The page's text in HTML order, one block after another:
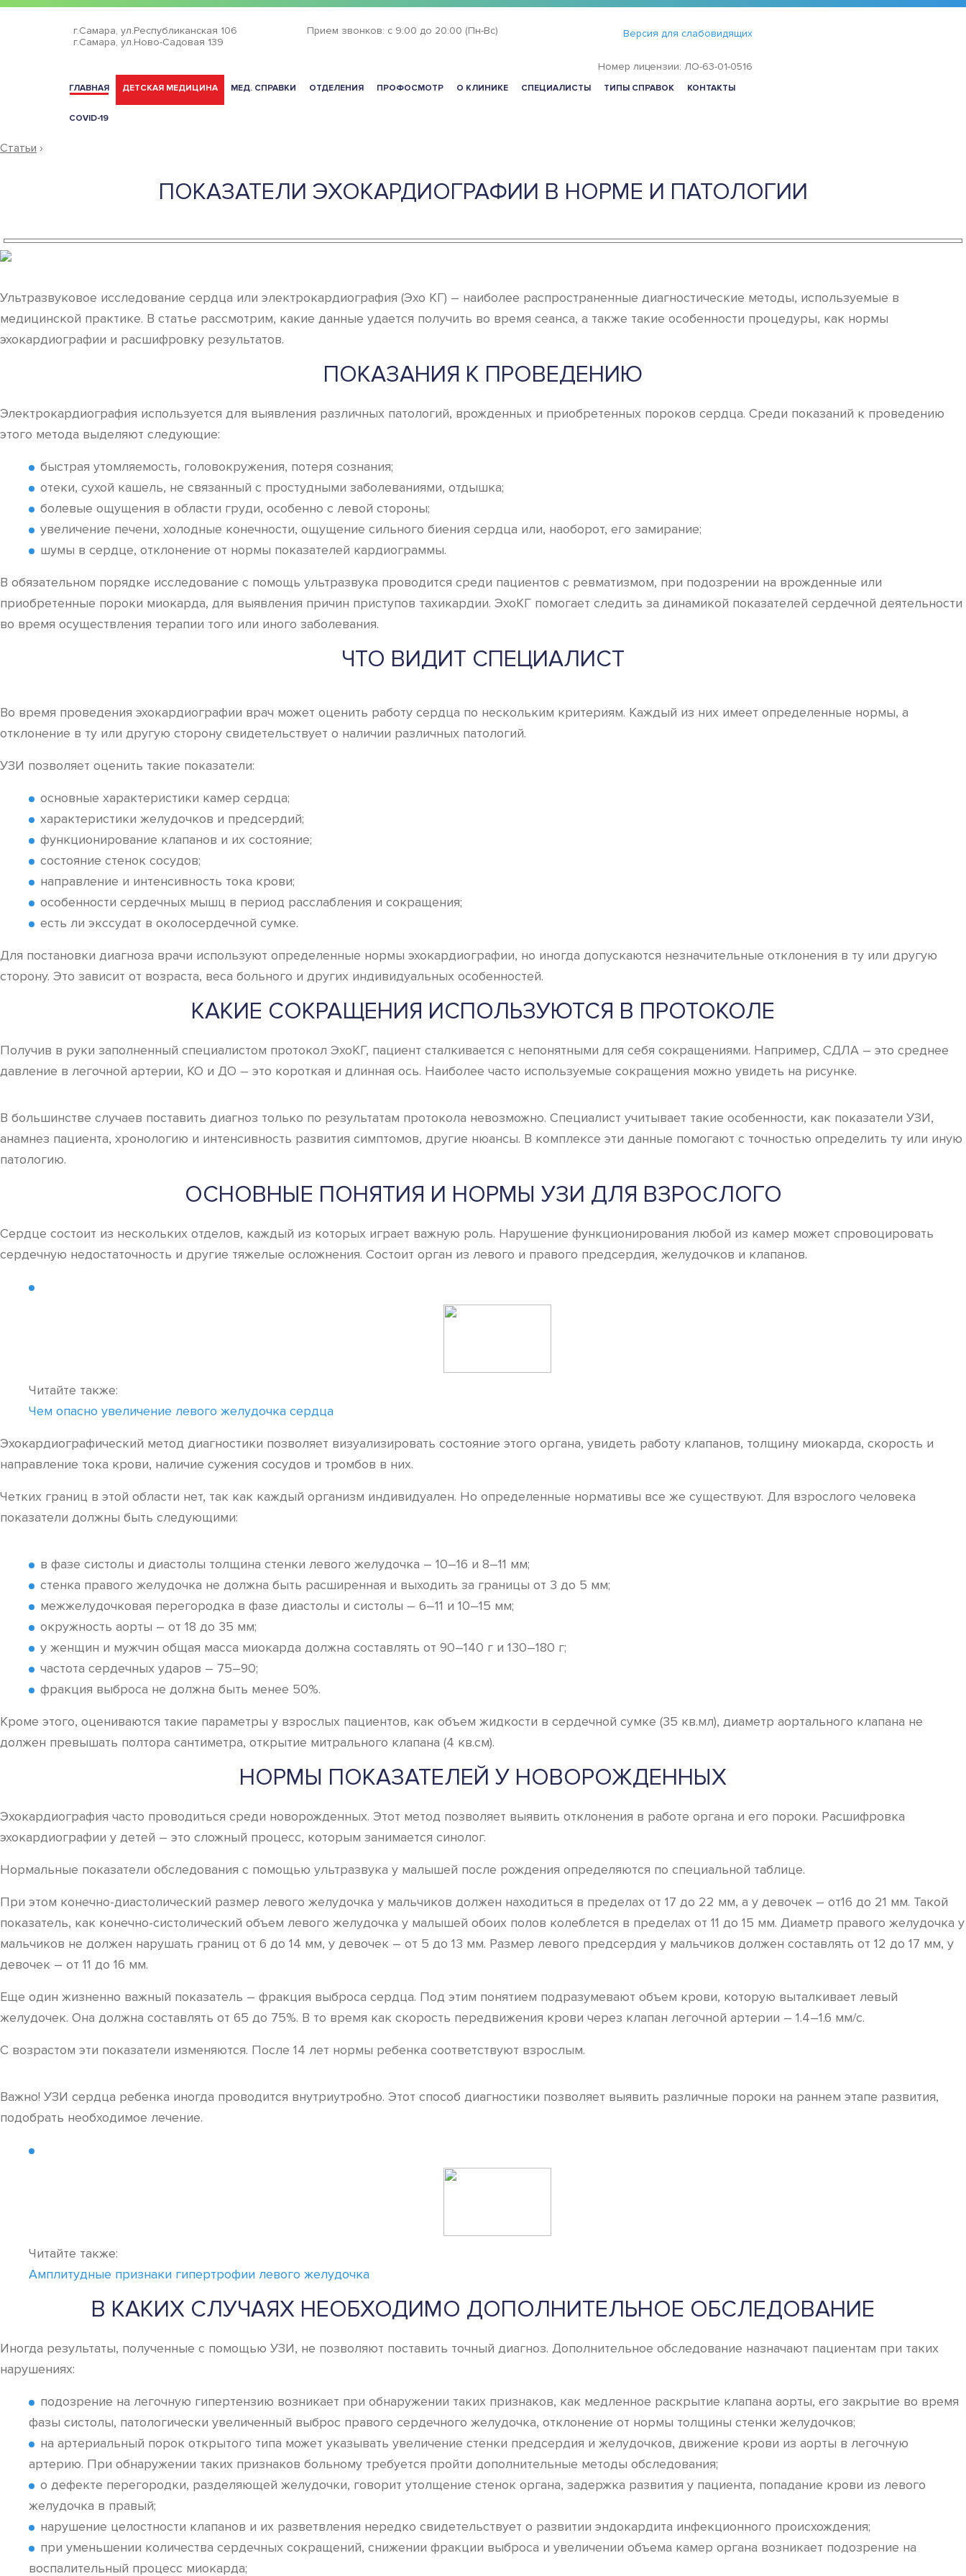
г.Самара, ул.Республиканская 106
г.Самара, ул.Ново-Садовая 139
Прием звонков: с 9:00 до 20:00 (Пн-Вс) Версия для слабовидящих
Номер лицензии: ЛО-63-01-0516
ГЛАВНАЯ ДЕТСКАЯ МЕДИЦИНА МЕД. СПРАВКИ ОТДЕЛЕНИЯ ПРОФОСМОТР О КЛИНИКЕ СПЕЦИАЛИСТЫ ТИПЫ СПРАВОК КОНТАКТЫ
COVID-19
Статьи ›
ПОКАЗАТЕЛИ ЭХОКАРДИОГРАФИИ В НОРМЕ И ПАТОЛОГИИ
Ультразвуковое исследование сердца или электрокардиография (Эхо КГ) – наиболее распространенные диагностические методы, используемые в
медицинской практике. В статье рассмотрим, какие данные удается получить во время сеанса, а также такие особенности процедуры, как нормы
эхокардиографии и расшифровку результатов.
ПОКАЗАНИЯ К ПРОВЕДЕНИЮ
Электрокардиография используется для выявления различных патологий, врожденных и приобретенных пороков сердца. Среди показаний к проведению
этого метода выделяют следующие:
быстрая утомляемость, головокружения, потеря сознания;
отеки, сухой кашель, не связанный с простудными заболеваниями, отдышка;
болевые ощущения в области груди, особенно с левой стороны;
увеличение печени, холодные конечности, ощущение сильного биения сердца или, наоборот, его замирание;
шумы в сердце, отклонение от нормы показателей кардиограммы.
В обязательном порядке исследование с помощь ультразвука проводится среди пациентов с ревматизмом, при подозрении на врожденные или
приобретенные пороки миокарда, для выявления причин приступов тахикардии. ЭхоКГ помогает следить за динамикой показателей сердечной деятельности
во время осуществления терапии того или иного заболевания.
ЧТО ВИДИТ СПЕЦИАЛИСТ
Во время проведения эхокардиографии врач может оценить работу сердца по нескольким критериям. Каждый из них имеет определенные нормы, а
отклонение в ту или другую сторону свидетельствует о наличии различных патологий.
УЗИ позволяет оценить такие показатели:
основные характеристики камер сердца;
характеристики желудочков и предсердий;
функционирование клапанов и их состояние;
состояние стенок сосудов;
направление и интенсивность тока крови;
особенности сердечных мышц в период расслабления и сокращения;
есть ли экссудат в околосердечной сумке.
Для постановки диагноза врачи используют определенные нормы эхокардиографии, но иногда допускаются незначительные отклонения в ту или другую
сторону. Это зависит от возраста, веса больного и других индивидуальных особенностей.
КАКИЕ СОКРАЩЕНИЯ ИСПОЛЬЗУЮТСЯ В ПРОТОКОЛЕ
Получив в руки заполненный специалистом протокол ЭхоКГ, пациент сталкивается с непонятными для себя сокращениями. Например, СДЛА – это среднее
давление в легочной артерии, КО и ДО – это короткая и длинная ось. Наиболее часто используемые сокращения можно увидеть на рисунке.
В большинстве случаев поставить диагноз только по результатам протокола невозможно. Специалист учитывает такие особенности, как показатели УЗИ,
анамнез пациента, хронологию и интенсивность развития симптомов, другие нюансы. В комплексе эти данные помогают с точностью определить ту или иную
патологию.
ОСНОВНЫЕ ПОНЯТИЯ И НОРМЫ УЗИ ДЛЯ ВЗРОСЛОГО
Сердце состоит из нескольких отделов, каждый из которых играет важную роль. Нарушение функционирования любой из камер может спровоцировать
сердечную недостаточность и другие тяжелые осложнения. Состоит орган из левого и правого предсердия, желудочков и клапанов.
Читайте также:
Чем опасно увеличение левого желудочка сердца
Эхокардиографический метод диагностики позволяет визуализировать состояние этого органа, увидеть работу клапанов, толщину миокарда, скорость и
направление тока крови, наличие сужения сосудов и тромбов в них.
Четких границ в этой области нет, так как каждый организм индивидуален. Но определенные нормативы все же существуют. Для взрослого человека
показатели должны быть следующими:
в фазе систолы и диастолы толщина стенки левого желудочка – 10–16 и 8–11 мм;
стенка правого желудочка не должна быть расширенная и выходить за границы от 3 до 5 мм;
межжелудочковая перегородка в фазе диастолы и систолы – 6–11 и 10–15 мм;
окружность аорты – от 18 до 35 мм;
у женщин и мужчин общая масса миокарда должна составлять от 90–140 г и 130–180 г;
частота сердечных ударов – 75–90;
фракция выброса не должна быть менее 50%.
Кроме этого, оцениваются такие параметры у взрослых пациентов, как объем жидкости в сердечной сумке (35 кв.мл), диаметр аортального клапана не
должен превышать полтора сантиметра, открытие митрального клапана (4 кв.см).
НОРМЫ ПОКАЗАТЕЛЕЙ У НОВОРОЖДЕННЫХ
Эхокардиография часто проводиться среди новорожденных. Этот метод позволяет выявить отклонения в работе органа и его пороки. Расшифровка
эхокардиографии у детей – это сложный процесс, которым занимается синолог.
Нормальные показатели обследования с помощью ультразвука у малышей после рождения определяются по специальной таблице.
При этом конечно-диастолический размер левого желудочка у мальчиков должен находиться в пределах от 17 до 22 мм, а у девочек – от16 до 21 мм. Такой
показатель, как конечно-систолический объем левого желудочка у малышей обоих полов колеблется в пределах от 11 до 15 мм. Диаметр правого желудочка у
мальчиков не должен нарушать границ от 6 до 14 мм, у девочек – от 5 до 13 мм. Размер левого предсердия у мальчиков должен составлять от 12 до 17 мм, у
девочек – от 11 до 16 мм.
Еще один жизненно важный показатель – фракция выброса сердца. Под этим понятием подразумевают объем крови, которую выталкивает левый
желудочек. Она должна составлять от 65 до 75%. В то время как скорость передвижения крови через клапан легочной артерии – 1.4–1.6 мм/с.
С возрастом эти показатели изменяются. После 14 лет нормы ребенка соответствуют взрослым.
Важно! УЗИ сердца ребенка иногда проводится внутриутробно. Этот способ диагностики позволяет выявить различные пороки на раннем этапе развития,
подобрать необходимое лечение.
Читайте также:
Амплитудные признаки гипертрофии левого желудочка
В КАКИХ СЛУЧАЯХ НЕОБХОДИМО ДОПОЛНИТЕЛЬНОЕ ОБСЛЕДОВАНИЕ
Иногда результаты, полученные с помощью УЗИ, не позволяют поставить точный диагноз. Дополнительное обследование назначают пациентам при таких
нарушениях:
подозрение на легочную гипертензию возникает при обнаружении таких признаков, как медленное раскрытие клапана аорты, его закрытие во время
фазы систолы, патологически увеличенный выброс правого сердечного желудочка, отклонение от нормы толщины стенки желудочков;
на артериальный порок открытого типа может указывать увеличение стенки предсердия и желудочков, движение крови из аорты в легочную
артерию. При обнаружении таких признаков больному требуется пройти дополнительные методы обследования;
о дефекте перегородки, разделяющей желудочки, говорит утолщение стенок органа, задержка развития у пациента, попадание крови из левого
желудочка в правый;
нарушение целостности клапанов и их разветвления нередко свидетельствует о развитии эндокардита инфекционного происхождения;
при уменьшении количества сердечных сокращений, снижении фракции выброса и увеличении объема камер органа возникает подозрение на
воспалительный процесс миокарда;